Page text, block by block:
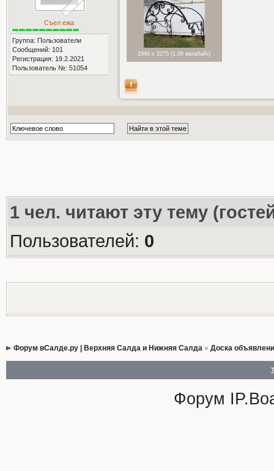
Съел ежа
Группа: Пользователи
Сообщений: 101
Регистрация: 19.2.2021
Пользователь №: 51054
2940 x 2275 (1.99 мегабайт)
1чел. читают эту тему
Пользователей: 0
Форум вСалде.ру | Верхняя Салда и Нижняя Салда» Доска
Форум